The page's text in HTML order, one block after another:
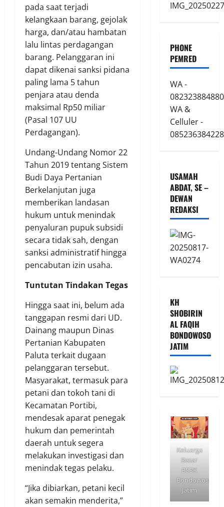
pada saat terjadi
kelangkaan barang, gejolak
harga, dan/atau hambatan
lalu lintas perdagangan
barang. Pelanggaran ini
dapat dikenai sanksi pidana
paling lama 5 tahun
penjara atau denda
maksimal Rp50 miliar
(Pasal 107 UU
Perdagangan).
Undang-Undang Nomor 22
Tahun 2019 tentang Sistem
Budi Daya Pertanian
Berkelanjutan juga
memberikan landasan
hukum untuk menindak
penyaluran pupuk subsidi
secara tidak sah, dengan
sanksi administratif hingga
pencabutan izin usaha.
Tuntutan Tindakan Tegas
Hingga saat ini, belum ada
tanggapan resmi dari UD.
Dainang maupun Dinas
Pertanian Kabupaten
Paluta terkait dugaan
pelanggaran tersebut.
Masyarakat, termasuk para
petani dan tokoh tani di
Kecamatan Portibi,
mendesak aparat penegak
hukum dan pemerintah
daerah untuk segera
melakukan investigasi dan
menindak tegas pelaku.
“Jika dibiarkan, petani kecil
akan semakin menderita,”
PHONE
PEMRED
WA -
082323884880
WA &
Celluler -
085236384228
USAMAH
ABDAT, SE –
DEWAN
REDAKSI
KH
SHOBIRIN
AL FAQIH
BONDOWOSO
JATIM
Keluarga
Besar
BSBK
Bondowoso
Jatim